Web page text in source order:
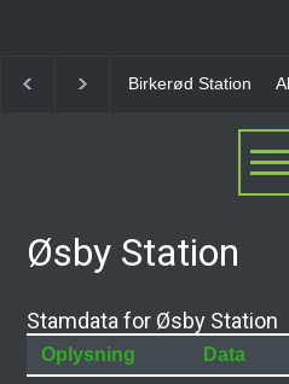
Station Allerød Station
Øsby Station
Stamdata for Øsby Station
Oplysning
Data